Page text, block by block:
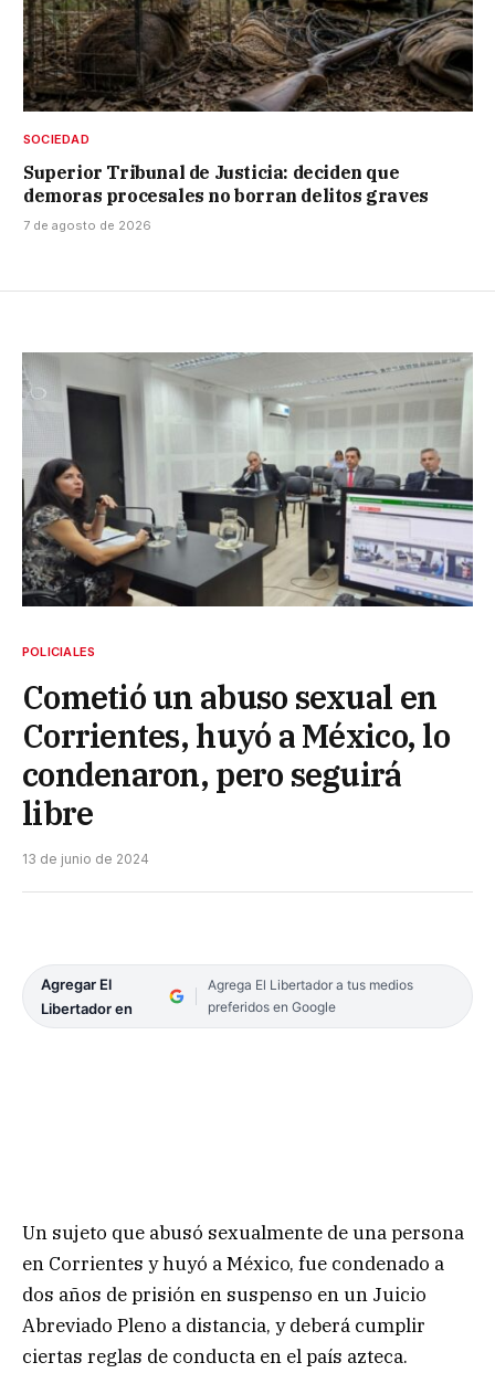
SOCIEDAD
Superior Tribunal de Justicia: deciden que
demoras procesales no borran delitos graves
7 de agosto de 2026
POLICIALES
Cometió un abuso sexual en
Corrientes, huyó a México, lo
condenaron, pero seguirá
libre
13 de junio de 2024
Agregar El
Libertador en
Agrega El Libertador a tus medios
preferidos en Google
Un sujeto que abusó sexualmente de una persona
en Corrientes y huyó a México, fue condenado a
dos años de prisión en suspenso en un Juicio
Abreviado Pleno a distancia, y deberá cumplir
ciertas reglas de conducta en el país azteca.